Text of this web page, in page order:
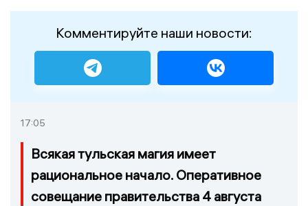
Комментируйте наши новости:
17:05
Всякая тульская магия имеет
рациональное начало. Оперативное
совещание правительства 4 августа